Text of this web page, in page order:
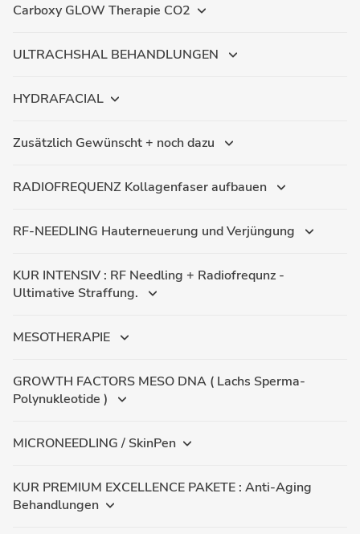
Carboxy GLOW Therapie CO2
ULTRACHSHAL BEHANDLUNGEN
HYDRAFACIAL
Zusätzlich Gewünscht + noch dazu
RADIOFREQUENZ Kollagenfaser aufbauen
RF-NEEDLING Hauterneuerung und Verjüngung
KUR INTENSIV : RF Needling + Radiofrequnz -
Ultimative Straffung.
MESOTHERAPIE
GROWTH FACTORS MESO DNA ( Lachs Sperma-
Polynukleotide )
MICRONEEDLING / SkinPen
KUR PREMIUM EXCELLENCE PAKETE : Anti-Aging
Behandlungen